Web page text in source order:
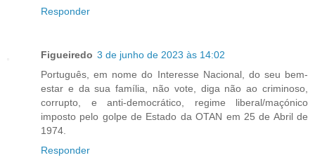
Responder
Figueiredo 3 de junho de 2023 às 14:02
Português, em nome do Interesse Nacional, do seu bem-
estar e da sua família, não vote, diga não ao criminoso,
corrupto, e anti-democrático, regime liberal/maçónico
imposto pelo golpe de Estado da OTAN em 25 de Abril de
1974.
Responder